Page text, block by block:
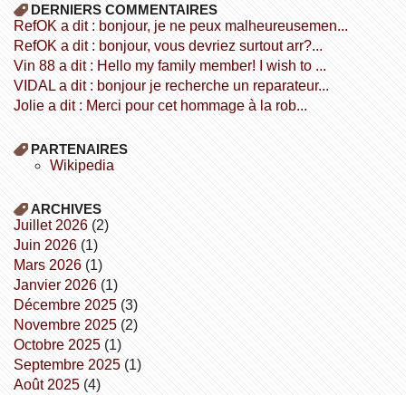
DERNIERS COMMENTAIRES
refOK a dit : bonjour, je ne peux malheureusemen...
refOK a dit : bonjour, vous devriez surtout arr?...
Vin 88 a dit : Hello my family member! I wish to ...
VIDAL a dit : bonjour je recherche un reparateur...
Jolie a dit : Merci pour cet hommage à la rob...
PARTENAIRES
wikipedia
ARCHIVES
juillet 2026(2)
juin 2026(1)
mars 2026(1)
janvier 2026(1)
décembre 2025(3)
novembre 2025(2)
octobre 2025(1)
septembre 2025(1)
août 2025(4)